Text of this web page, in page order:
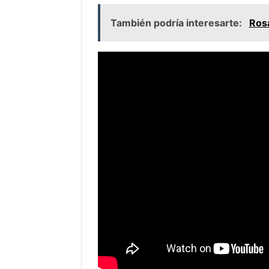
fue impulsada por su fe en
aquellos que aún no lo conocían.
En sus escritos, Paton relataba